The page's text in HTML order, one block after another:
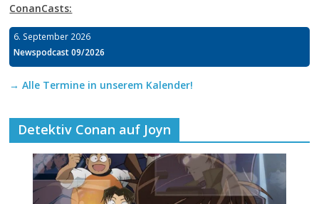
ConanCasts:
6. September 2026
Newspodcast 09/2026
→ Alle Termine in unserem Kalender!
Detektiv Conan auf Joyn